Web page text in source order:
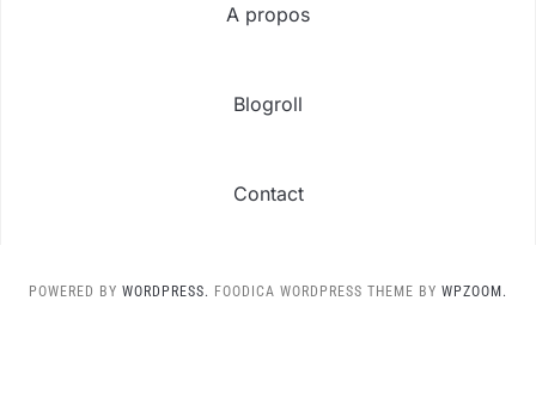
A propos
Blogroll
Contact
POWERED BY WORDPRESS. FOODICA WORDPRESS THEME BY WPZOOM.